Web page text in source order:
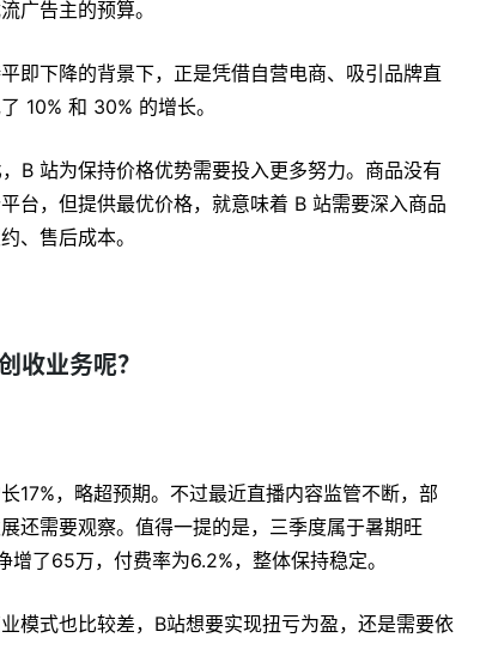
广告主的预算。
即下降的背景下，正是凭借自营电商、吸引品牌直
10% 和 30% 的增长。
B 站为保持价格优势需要投入更多努力。商品没有
台，但提供最优价格，就意味着 B 站需要深入商品
、售后成本。
收业务呢？
17%，略超预期。不过最近直播内容监管不断，部
还需要观察。值得一提的是，三季度属于暑期旺
了65万，付费率为6.2%，整体保持稳定。
模式也比较差，B站想要实现扭亏为盈，还是需要依